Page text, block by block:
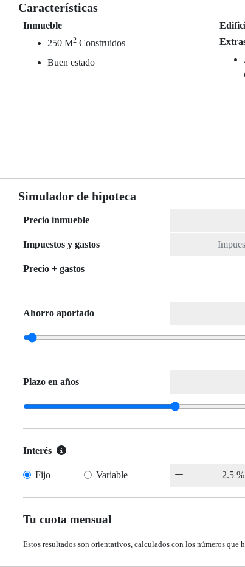
Características
Inmueble
250 M2 Construidos
Buen estado
Simulador de hipoteca
Precio inmueble
Impuestos y gastos
Precio + gastos
Ahorro aportado
Plazo en años
Interés
Fijo Variable
Tu cuota mensual
Estos resultados son orientativos, calculados con los números que